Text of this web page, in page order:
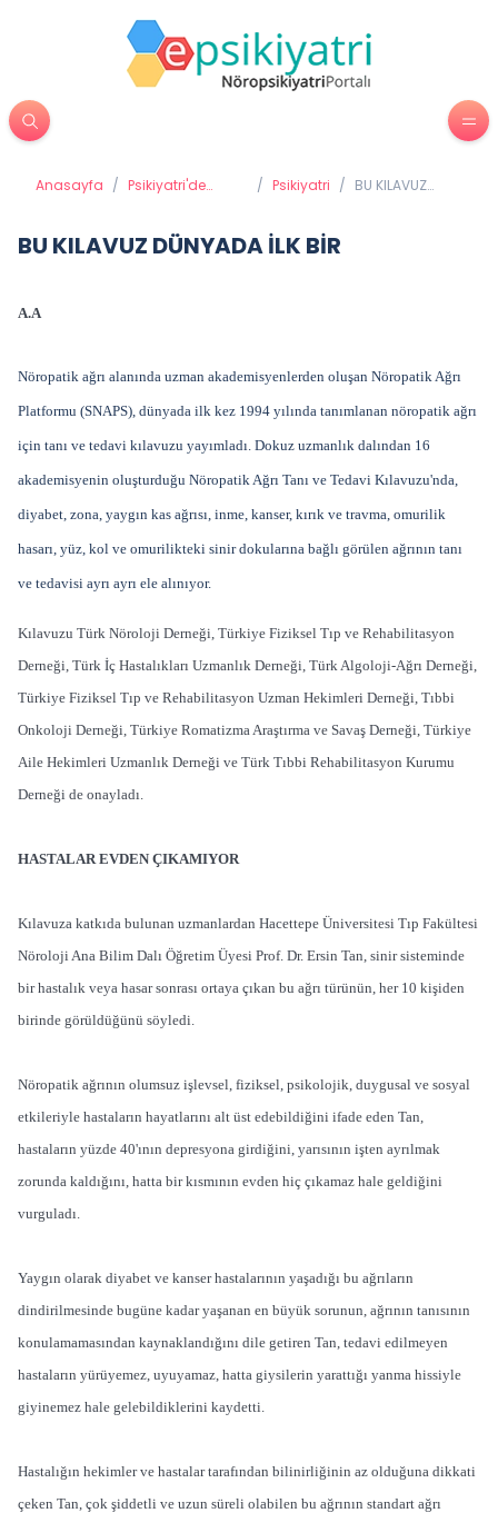
Anasayfa / Psikiyatri'de
/ Psikiyatri / BU KILAVUZ
BU KILAVUZ DÜNYADA İLK BİR
A.A
Nöropatik ağrı alanında uzman akademisyenlerden oluşan Nöropatik Ağrı
Platformu (SNAPS), dünyada ilk kez 1994 yılında tanımlanan nöropatik ağrı
için tanı ve tedavi kılavuzu yayımladı. Dokuz uzmanlık dalından 16
akademisyenin oluşturduğu Nöropatik Ağrı Tanı ve Tedavi Kılavuzu'nda,
diyabet, zona, yaygın kas ağrısı, inme, kanser, kırık ve travma, omurilik
hasarı, yüz, kol ve omurilikteki sinir dokularına bağlı görülen ağrının tanı
ve tedavisi ayrı ayrı ele alınıyor.
Kılavuzu Türk Nöroloji Derneği, Türkiye Fiziksel Tıp ve Rehabilitasyon
Derneği, Türk İç Hastalıkları Uzmanlık Derneği, Türk Algoloji-Ağrı Derneği,
Türkiye Fiziksel Tıp ve Rehabilitasyon Uzman Hekimleri Derneği, Tıbbi
Onkoloji Derneği, Türkiye Romatizma Araştırma ve Savaş Derneği, Türkiye
Aile Hekimleri Uzmanlık Derneği ve Türk Tıbbi Rehabilitasyon Kurumu
Derneği de onayladı.
HASTALAR EVDEN ÇIKAMIYOR
Kılavuza katkıda bulunan uzmanlardan Hacettepe Üniversitesi Tıp Fakültesi
Nöroloji Ana Bilim Dalı Öğretim Üyesi Prof. Dr. Ersin Tan, sinir sisteminde
bir hastalık veya hasar sonrası ortaya çıkan bu ağrı türünün, her 10 kişiden
birinde görüldüğünü söyledi.
Nöropatik ağrının olumsuz işlevsel, fiziksel, psikolojik, duygusal ve sosyal
etkileriyle hastaların hayatlarını alt üst edebildiğini ifade eden Tan,
hastaların yüzde 40'ının depresyona girdiğini, yarısının işten ayrılmak
zorunda kaldığını, hatta bir kısmının evden hiç çıkamaz hale geldiğini
vurguladı.
Yaygın olarak diyabet ve kanser hastalarının yaşadığı bu ağrıların
dindirilmesinde bugüne kadar yaşanan en büyük sorunun, ağrının tanısının
konulamamasından kaynaklandığını dile getiren Tan, tedavi edilmeyen
hastaların yürüyemez, uyuyamaz, hatta giysilerin yarattığı yanma hissiyle
giyinemez hale gelebildiklerini kaydetti.
Hastalığın hekimler ve hastalar tarafından bilinirliğinin az olduğuna dikkati
çeken Tan, çok şiddetli ve uzun süreli olabilen bu ağrının standart ağrı